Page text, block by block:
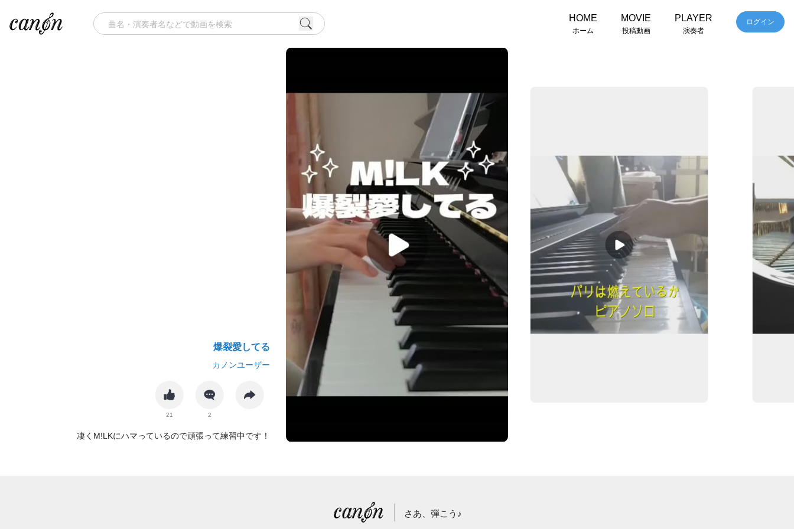
HOME
ホーム
MOVIE
投稿動画
PLAYER
演奏者
ログイン
爆裂愛してる
カノンユーザー
21 2
凄くM!LKにハマっているので頑張って練習中です！
さあ、弾こう♪